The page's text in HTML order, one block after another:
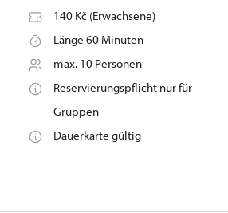
140 Kč (Erwachsene)
Länge 60 Minuten
max. 10 Personen
Reservierungspflicht nur für
Gruppen
Dauerkarte gültig